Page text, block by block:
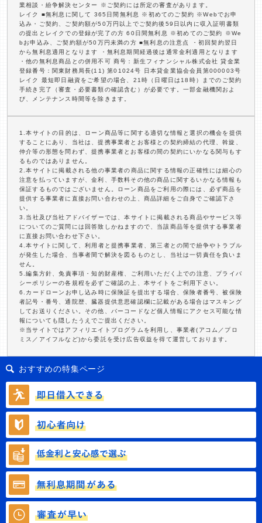
業相談・紛争解決センター ※ご契約には所定の審査があります。
レイク ■無利息に関して 365日間無利息 ※初めてのご契約 ※Webでお申
込み・ご契約、ご契約額が50万円以上でご契約後59日以内に収入証明書類
の提出とレイクでの登録が完了の方 60日間無利息 ※初めてのご契約 ※We
bお申込み、ご契約額が50万円未満の方 ■無利息の注意点 ・初回契約翌日
から無利息適用となります ・無利息期間経過後は通常金利適用となります
・他の無利息商品との併用不可 商号：新生フィナンシャル株式会社 貸金業
登録番号：関東財務局長(11) 第01024号 日本貸金業協会会員第000003号
レイク 最短即日融資をご希望の場合、21時（日曜日は18時）までのご契約
手続き完了（審査・必要書類の確認含む）が必要です。一部金融機関およ
び、メンテナンス時間等を除きます。
1.本サイトの目的は、ローン商品等に関する適切な情報と選択の機会を提供
することにあり、当社は、提携事業者とお客様との契約締結の代理、斡旋、
仲介等の形態を問わず、提携事業者とお客様の間の契約にいかなる関与もす
るものではありません。
2.本サイトに掲載される他の事業者の商品に関する情報の正確性には細心の
注意を払っていますが、金利、手数料その他の商品に関するいかなる情報も
保証するものではございません。ローン商品をご利用の際には、必ず商品を
提供する事業者に直接お問い合わせの上、商品詳細をご自身でご確認下さ
い。
3.当社及び当社アドバイザーでは、本サイトに掲載される商品やサービス等
についてのご質問には回答致しかねますので、当該商品等を提供する事業者
に直接お問い合わせ下さい。
4.本サイトに関して、利用者と提携事業者、第三者との間で紛争やトラブル
が発生した場合、当事者間で解決を図るものとし、当社は一切責任を負いま
せん。
5.編集方針、免責事項・知的財産権、ご利用いただく上での注意、プライバ
シーポリシーの各規程を必ずご確認の上、本サイトをご利用下さい。
6.カードローンお申し込み時に保険証を提出する場合、保険者番号、被保険
者記号・番号、通院歴、臓器提供意思確認欄に記載がある場合はマスキング
してお送りください。その他、バーコードなど個人情報にアクセス可能な情
報についても隠したうえでご提出ください。
※当サイトではアフィリエイトプログラムを利用し、事業者(アコム／プロ
ミス／アイフルなど)から委託を受け広告収益を得て運営しております。
おすすめの特集ページ